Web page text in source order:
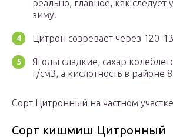
реально, главное, как следует
зиму.
Цитрон созревает через 120-
Ягоды сладкие, сахар
г/см3, а кислотность в районе
Сорт Цитронный на частном
Сорт кишмиш Цитронный